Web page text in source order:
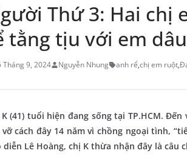
Thứ 3: Hai chị
tằng tịu với em dâu
Tháng 9, 2024 Nguyễn Nhung anh rể,chị em ruột,
K (41) tuổi hiện đang sống tại TP.HCM.
cách đây 14 năm vì chồng ngoại tình,
diễn Lê Hoàng, chị K thừa nhận đây là câu